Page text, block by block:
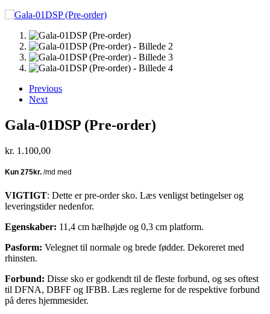
Previous
Next
Gala-01DSP (Pre-order)
kr. 1.100,00
VIGTIGT: Dette er pre-order sko. Læs venligst betingelser og
leveringstider nedenfor.
Egenskaber: 11,4 cm hælhøjde og 0,3 cm platform.
Pasform: Velegnet til normale og brede fødder. Dekoreret med
rhinsten.
Forbund: Disse sko er godkendt til de fleste forbund, og ses oftest
til DFNA, DBFF og IFBB. Læs reglerne for de respektive forbund
på deres hjemmesider.